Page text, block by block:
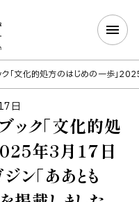
ク「文化的処方のはじめの一歩」
日
ック「文化的処
年3月17日
ン「ああとも